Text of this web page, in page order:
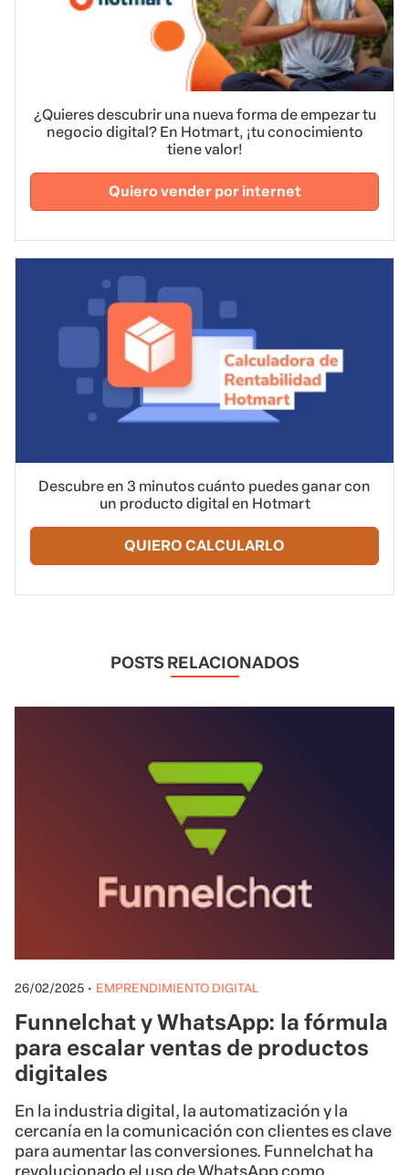
¿Quieres descubrir una nueva forma de empezar tu
negocio digital? En Hotmart, ¡tu conocimiento
tiene valor!
Quiero vender por internet
Descubre en 3 minutos cuánto puedes ganar con
un producto digital en Hotmart
QUIERO CALCULARLO
POSTS RELACIONADOS
26/02/2025 • EMPRENDIMIENTO DIGITAL
Funnelchat y WhatsApp: la fórmula
para escalar ventas de productos
digitales
En la industria digital, la automatización y la
cercanía en la comunicación con clientes es clave
para aumentar las conversiones. Funnelchat ha